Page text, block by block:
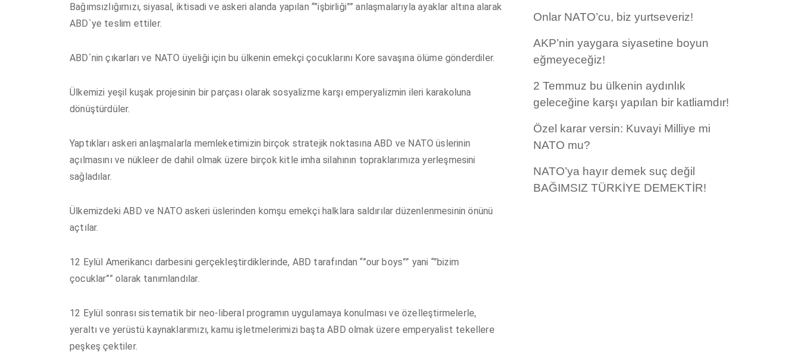
Bağımsızlığımızı, siyasal, iktisadi ve askeri alanda yapılan “”işbirliği”” anlaşmalarıyla ayaklar altına alarak
ABD`ye teslim ettiler.
ABD`nin çıkarları ve NATO üyeliği için bu ülkenin emekçi çocuklarını Kore savaşına ölüme gönderdiler.
Ülkemizi yeşil kuşak projesinin bir parçası olarak sosyalizme karşı emperyalizmin ileri karakoluna
dönüştürdüler.
Yaptıkları askeri anlaşmalarla memleketimizin birçok stratejik noktasına ABD ve NATO üslerinin
açılmasını ve nükleer de dahil olmak üzere birçok kitle imha silahının topraklarımıza yerleşmesini
sağladılar.
Ülkemizdeki ABD ve NATO askeri üslerinden komşu emekçi halklara saldırılar düzenlenmesinin önünü
açtılar.
12 Eylül Amerikancı darbesini gerçekleştirdiklerinde, ABD tarafından “”our boys”” yani “”bizim
çocuklar”” olarak tanımlandılar.
12 Eylül sonrası sistematik bir neo-liberal programın uygulamaya konulması ve özelleştirmelerle,
yeraltı ve yerüstü kaynaklarımızı, kamu işletmelerimizi başta ABD olmak üzere emperyalist tekellere
peşkeş çektiler.
Onlar NATO’cu, biz yurtseveriz!
AKP’nin yaygara siyasetine boyun
eğmeyeceğiz!
2 Temmuz bu ülkenin aydınlık
geleceğine karşı yapılan bir katliamdır!
Özel karar versin: Kuvayi Milliye mi
NATO mu?
NATO’ya hayır demek suç değil
BAĞIMSIZ TÜRKİYE DEMEKTİR!